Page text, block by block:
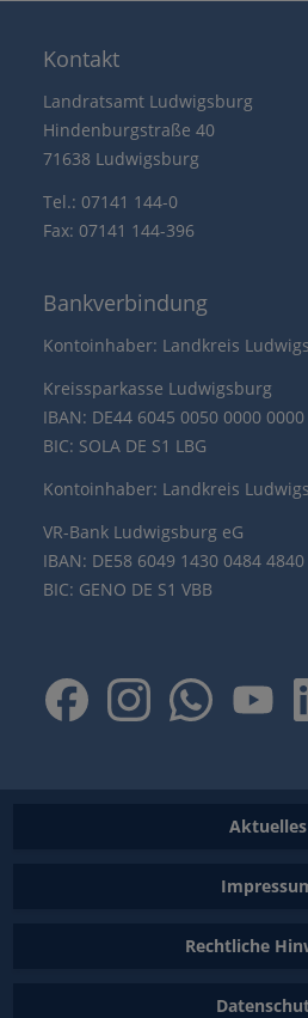
Kontakt
Landratsamt Ludwigsburg
Hindenburgstraße 40
71638 Ludwigsburg
Tel.: 07141 144-0
Fax: 07141 144-396
Bankverbindung
Kontoinhaber: Landkreis
Kreissparkasse Ludwigsburg
IBAN: DE44 6045 0050 0000 0000
BIC: SOLA DE S1 LBG
Kontoinhaber: Landkreis
VR-Bank Ludwigsburg eG
IBAN: DE58 6049 1430 0484 4840
BIC: GENO DE S1 VBB
Aktuelles
Rechtliche